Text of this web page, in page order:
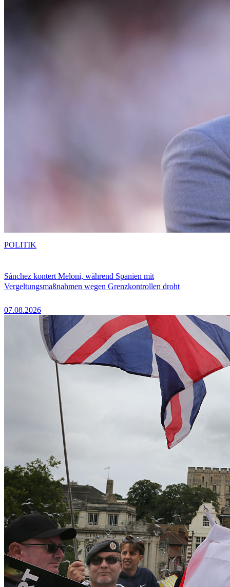
Sánchez kontert Meloni, während Spanien mit
Vergeltungsmaßnahmen wegen Grenzkontrollen droht
07.08.2026
POLITIK